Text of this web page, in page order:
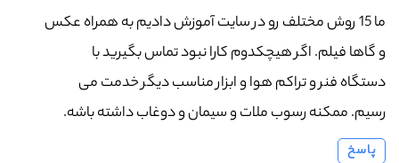
ما 15 روش مختلف رو در سایت آموزش دادیم به همراه عکس
و گاها فیلم. اگر هیچکدوم کارا نبود تماس بگیرید با
دستگاه فنر و تراکم هوا و ابزار مناسب دیگر خدمت می
رسیم. ممکنه رسوب ملات و سیمان و دوغاب داشته باشه.
پاسخ